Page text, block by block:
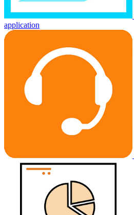
application